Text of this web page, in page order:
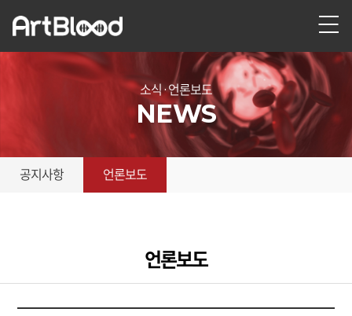
소식 · 언론보도
NEWS
공지사항 언론보도
언론보도